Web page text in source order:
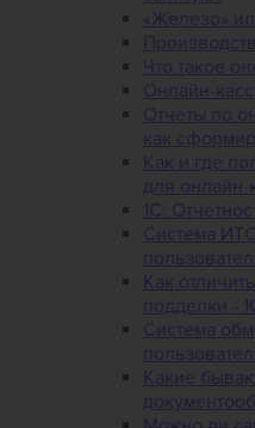
«Железо»
Что такое
Онлайн-
Отчеты по
как
Как и где
для онлайн-
1С:
Система
Как
подделки -
Система
Какие